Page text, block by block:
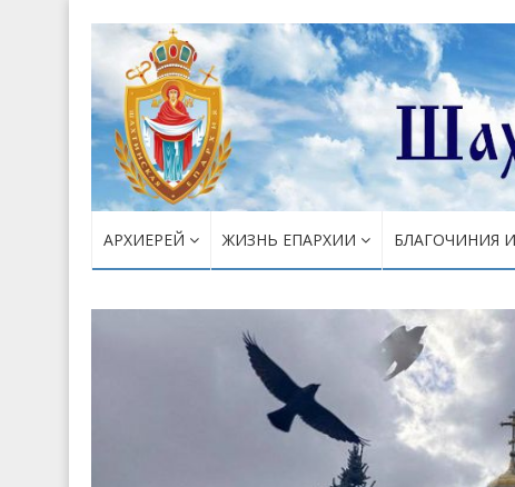
АРХИЕРЕЙ ЖИЗНЬ ЕПАРХИИ БЛАГОЧИНИЯ